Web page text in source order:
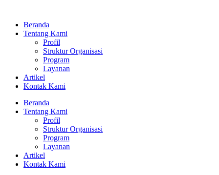
kontenBeranda
Tentang Kami
Profil
Struktur Organisasi
Program
Layanan
Artikel
Kontak Kami
Beranda
Tentang Kami
Profil
Struktur Organisasi
Program
Layanan
Artikel
Kontak Kami